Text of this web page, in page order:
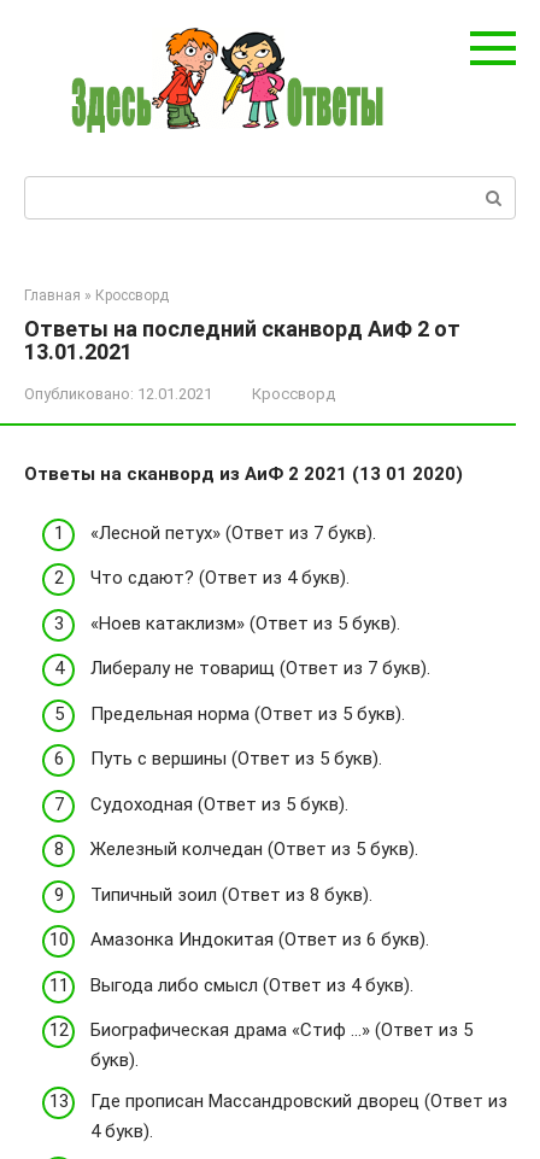
Поиск:
Главная » Кроссворд
Ответы на последний сканворд АиФ 2 от
13.01.2021
Опубликовано: 12.01.2021 Кроссворд
Ответы на сканворд из АиФ 2 2021 (13 01 2020)
«Лесной петух» (Ответ из 7 букв).
Что сдают? (Ответ из 4 букв).
«Ноев катаклизм» (Ответ из 5 букв).
Либералу не товарищ (Ответ из 7 букв).
Предельная норма (Ответ из 5 букв).
Путь с вершины (Ответ из 5 букв).
Судоходная (Ответ из 5 букв).
Железный колчедан (Ответ из 5 букв).
Типичный зоил (Ответ из 8 букв).
Амазонка Индокитая (Ответ из 6 букв).
Выгода либо смысл (Ответ из 4 букв).
Биографическая драма «Стиф …» (Ответ из 5
букв).
Где прописан Массандровский дворец (Ответ из
4 букв).